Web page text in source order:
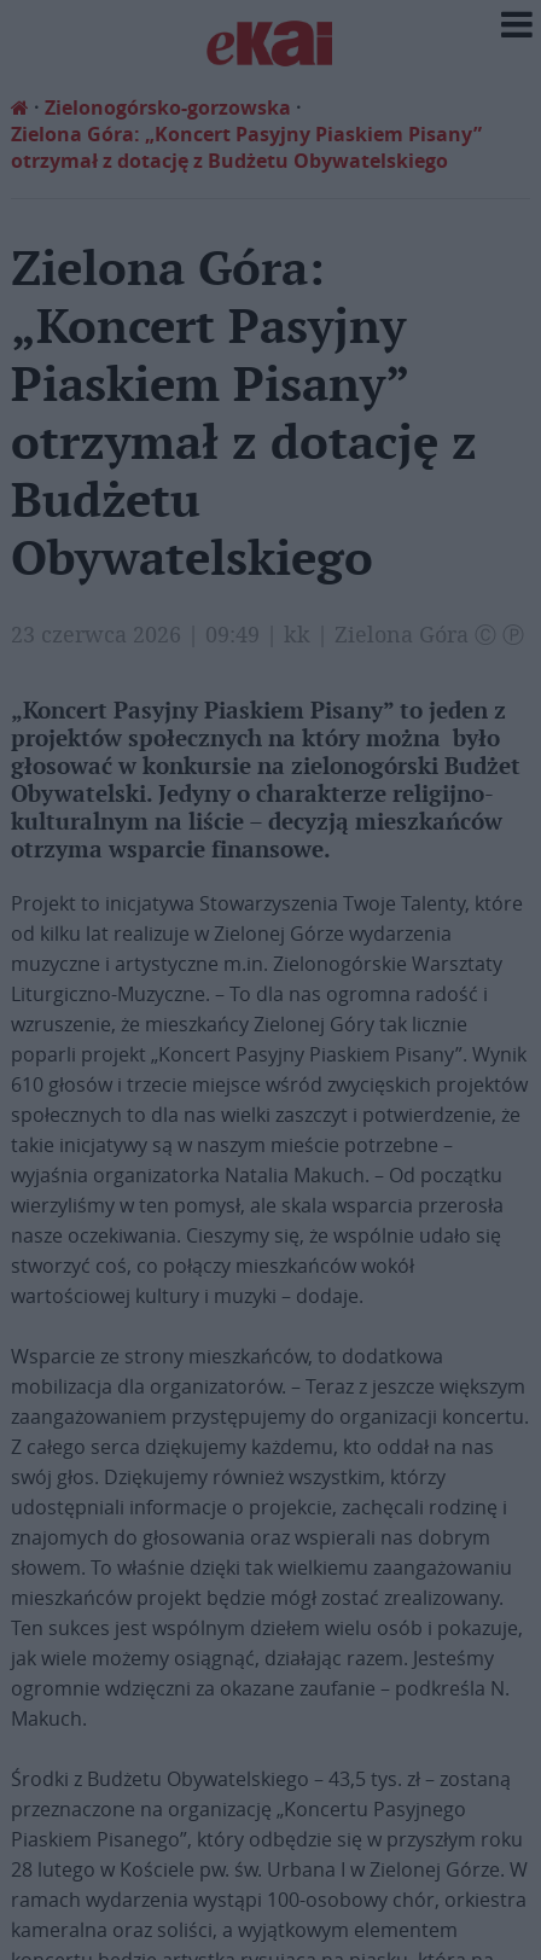
Zielonogórsko-gorzowska
Zielona Góra: „Koncert Pasyjny Piaskiem Pisany”
otrzymał z dotację z Budżetu Obywatelskiego
Zielona Góra:
„Koncert Pasyjny
Piaskiem Pisany”
otrzymał z dotację z
Budżetu
Obywatelskiego
23 czerwca 2026 | 09:49 | kk | Zielona Góra Ⓒ Ⓟ
„Koncert Pasyjny Piaskiem Pisany” to jeden z
projektów społecznych na który można było
głosować w konkursie na zielonogórski Budżet
Obywatelski. Jedyny o charakterze religijno-
kulturalnym na liście – decyzją mieszkańców
otrzyma wsparcie finansowe.
Projekt to inicjatywa Stowarzyszenia Twoje Talenty, które
od kilku lat realizuje w Zielonej Górze wydarzenia
muzyczne i artystyczne m.in. Zielonogórskie Warsztaty
Liturgiczno-Muzyczne. – To dla nas ogromna radość i
wzruszenie, że mieszkańcy Zielonej Góry tak licznie
poparli projekt „Koncert Pasyjny Piaskiem Pisany”. Wynik
610 głosów i trzecie miejsce wśród zwycięskich projektów
społecznych to dla nas wielki zaszczyt i potwierdzenie, że
takie inicjatywy są w naszym mieście potrzebne –
wyjaśnia organizatorka Natalia Makuch. – Od początku
wierzyliśmy w ten pomysł, ale skala wsparcia przerosła
nasze oczekiwania. Cieszymy się, że wspólnie udało się
stworzyć coś, co połączy mieszkańców wokół
wartościowej kultury i muzyki – dodaje.
Wsparcie ze strony mieszkańców, to dodatkowa
mobilizacja dla organizatorów. – Teraz z jeszcze większym
zaangażowaniem przystępujemy do organizacji koncertu.
Z całego serca dziękujemy każdemu, kto oddał na nas
swój głos. Dziękujemy również wszystkim, którzy
udostępniali informacje o projekcie, zachęcali rodzinę i
znajomych do głosowania oraz wspierali nas dobrym
słowem. To właśnie dzięki tak wielkiemu zaangażowaniu
mieszkańców projekt będzie mógł zostać zrealizowany.
Ten sukces jest wspólnym dziełem wielu osób i pokazuje,
jak wiele możemy osiągnąć, działając razem. Jesteśmy
ogromnie wdzięczni za okazane zaufanie – podkreśla N.
Makuch.
Środki z Budżetu Obywatelskiego – 43,5 tys. zł – zostaną
przeznaczone na organizację „Koncertu Pasyjnego
Piaskiem Pisanego”, który odbędzie się w przyszłym roku
28 lutego w Kościele pw. św. Urbana I w Zielonej Górze. W
ramach wydarzenia wystąpi 100-osobowy chór, orkiestra
kameralna oraz soliści, a wyjątkowym elementem